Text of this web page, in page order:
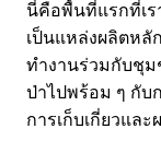
คำแนะนำร้านค้าส
เราจะนำชาที่แช่น้
เขย่าประมาณ 30
นี่คือพื้นที่แรกที่เร
เป็นแหล่งผลิตหลั
ทำงานร่วมกับชุ
ป่าไปพร้อม ๆ กับ
การเก็บเกี่ยวและ